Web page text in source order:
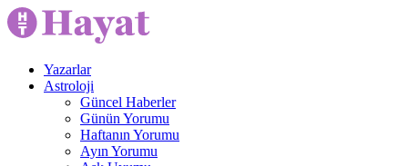
Yazarlar
Astroloji
Güncel Haberler
Günün Yorumu
Haftanın Yorumu
Ayın Yorumu